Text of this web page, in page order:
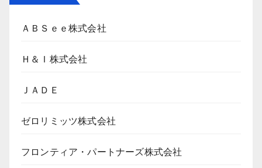
ＡＢＳｅｅ株式会社
Ｈ＆Ｉ株式会社
ＪＡＤＥ
ゼロリミッツ株式会社
フロンティア・パートナーズ株式会社